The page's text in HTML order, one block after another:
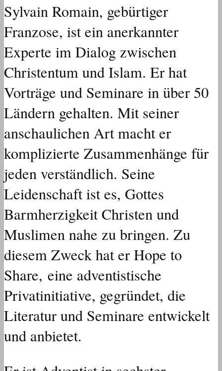
Sylvain Romain, gebürtiger
Franzose, ist ein anerkannter
Experte im Dialog zwischen
Christentum und Islam. Er hat
Vorträge und Seminare in über 50
Ländern gehalten. Mit seiner
anschaulichen Art macht er
komplizierte Zusammenhänge für
jeden verständlich. Seine
Leidenschaft ist es, Gottes
Barmherzigkeit Christen und
Muslimen nahe zu bringen. Zu
diesem Zweck hat er Hope to
Share, eine adventistische
Privatinitiative, gegründet, die
Literatur und Seminare entwickelt
und anbietet.